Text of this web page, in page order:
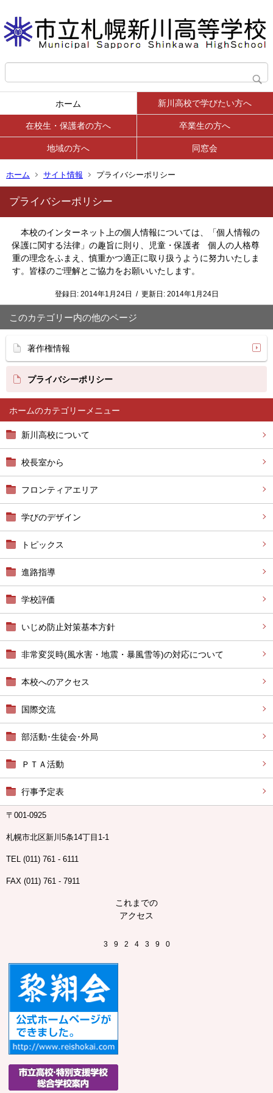
ホーム 新川高校で学びたい方へ
在校生・保護者の方へ 卒業生の方へ
地域の方へ 同窓会
ホーム サイト情報 プライバシーポリシー
ホーム
新川高校について
校長室から
フロンティアエリア
学びのデザイン
トピックス
進路指導
学校評価
いじめ防止対策基本方針
非常変災時(風水害・地震・暴風雪等)の対応について
本校へのアクセス
国際交流
部活動･生徒会･外局
ＰＴＡ活動
行事予定表
〒001-0925
札幌市北区新川5条14丁目1-1
TEL (011) 761 - 6111
FAX (011) 761 - 7911
これまでの
アクセス
3 9 2 4 3 9 0
プライバシーポリシー
本校のインターネット上の個人情報については、「個人情報の
保護に関する法律」の趣旨に則り、児童・保護者 個人の人格尊
重の理念をふまえ、慎重かつ適正に取り扱うように努力いたしま
す。 皆様のご理解とご協力をお願いいたします。
登録日: 2014年1月24日 / 更新日: 2014年1月24日
このカテゴリー内の他のページ
著作権情報
プライバシーポリシー